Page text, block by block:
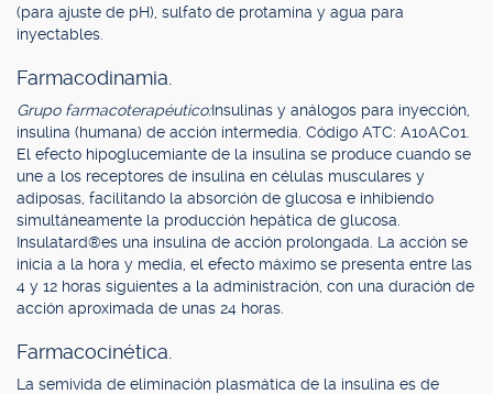
(para ajuste de pH), sulfato de protamina y agua para
inyectables.
Farmacodinamia.
Grupo farmacoterapéutico:Insulinas y análogos para inyección,
insulina (humana) de acción intermedia. Código ATC: A10AC01.
El efecto hipoglucemiante de la insulina se produce cuando se
une a los receptores de insulina en células musculares y
adiposas, facilitando la absorción de glucosa e inhibiendo
simultáneamente la producción hepática de glucosa.
Insulatard®es una insulina de acción prolongada. La acción se
inicia a la hora y media, el efecto máximo se presenta entre las
4 y 12 horas siguientes a la administración, con una duración de
acción aproximada de unas 24 horas.
Farmacocinética.
La semivida de eliminación plasmática de la insulina es de